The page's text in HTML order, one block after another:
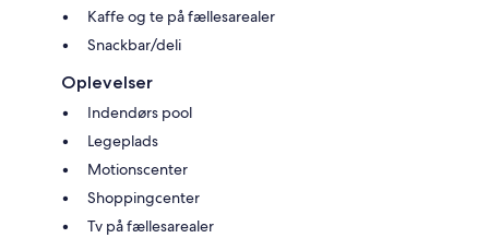
Kaffe og te på fællesarealer
Snackbar/deli
Oplevelser
Indendørs pool
Legeplads
Motionscenter
Shoppingcenter
Tv på fællesarealer